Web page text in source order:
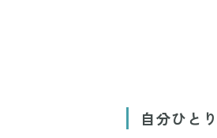
自分ひと